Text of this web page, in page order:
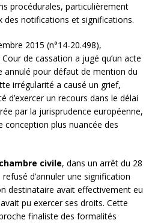
procédurales, particulièrement
des notifications et significations.
2015 (n°14-20.498),
de cassation a jugé qu’un acte
annulé pour défaut de mention du
irrégularité a causé un grief,
d’exercer un recours dans le délai
par la jurisprudence européenne,
conception plus nuancée des
civile, dans un arrêt du 28
d’annuler une signification
destinataire avait effectivement eu
pu exercer ses droits. Cette
finaliste des formalités